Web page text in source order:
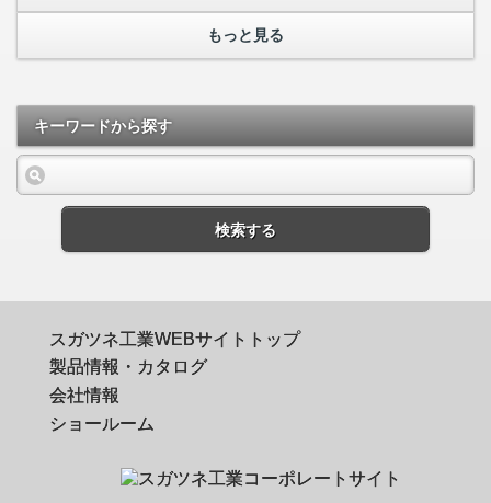
もっと見る
キーワードから探す
検索する
スガツネ工業WEBサイトトップ
製品情報・カタログ
会社情報
ショールーム